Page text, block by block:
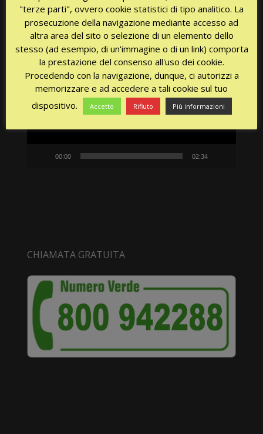
Video
Player
00:00 02:34
CHIAMATA GRATUITA
"terze parti", ovvero cookie statistici di tipo analitico. La
prosecuzione della navigazione mediante accesso ad
altra area del sito o selezione di un elemento dello
stesso (ad esempio, di un'immagine o di un link) comporta
la prestazione del consenso all'uso dei cookie.
Procedendo con la navigazione, dunque, ci autorizzi a
memorizzare e ad accedere a tali cookie sul tuo
dispositivo.
Accetto Rifiuto Più informazioni